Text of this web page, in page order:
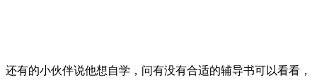
还有的小伙伴说他想自学，问有没有合适的辅导书可以看看，